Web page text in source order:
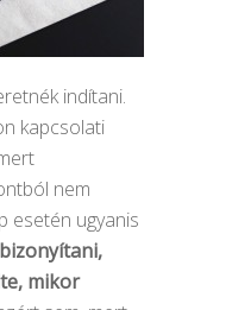
indítani.
kapcsolati
nem
esetén ugyanis
mikor